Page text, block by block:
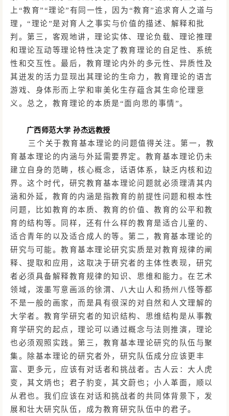
上“教育”“理论”有同一性，因为“教育”追求育人之道与
理，“理论”是对育人之事实与价值的描述、解释和批
判。第三，客观地讲，理论实体、理论负载、理论推理
和理论互动等理论特性决定了教育理论的自足性、系统
性和交互性。最后，教育理论内外的多元性、异质性及
其迸发的活力显现出其理论的生命力，教育理论的语言
游戏、身体形而上学和审美化生存蕴含其生命伦理意
义。总之，教育理论的本质是“面向思的事情”。
广西师范大学 孙杰远教授
三个关于教育基本理论的问题值得关注。第一，教
育基本理论的内涵与外延需要界定。教育基本理论仍未
建立自身的范畴，核心概念，话语体系，缺乏内核和边
界。这个时代，研究教育基本理论问题就必须理清其内
涵和外延，教育的内涵是指教育的前提性问题和根本性
问题，比如教育的本质、教育的价值、教育的公平和教
育的结构等。同样，还有什么样的教育是适合儿童的、
适合青年的以及适合成人的等。第二，教育基本理论的
研究与可能。教育基本理论研究实质是对教育规律的阐
释、提取和应用，这取决于研究者的主体性表现，研究
者必须具备解释教育规律的知识、思维和能力。在艺术
领域，泼墨写意画派的徐渭、八大山人和扬州八怪等都
不是一般的画家，而是具有很深的对自然和人文理解的
大学者。教育学研究者的知识结构、思维结构是从事教
育学研究的起点，理论可以通过概念与法则推演，理论
也必须观照实践。第三，教育基本理论研究的队伍与聚
集。除基本理论的研究者外，研究队伍成分应该更丰
富、更多元，应该有对话者和挑战者。古人云：大人虎
变，其文炳也；君子豹变，其文蔚也；小人革面，顺以
从君也。我们应该在对话和挑战者的共同体背景下，发
展和壮大研究队伍，成为教育研究队伍中的君子。